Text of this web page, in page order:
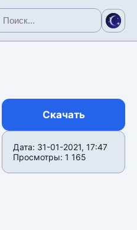
Скачать
Дата: 31-01-2021, 17:47
Просмотры: 1 165